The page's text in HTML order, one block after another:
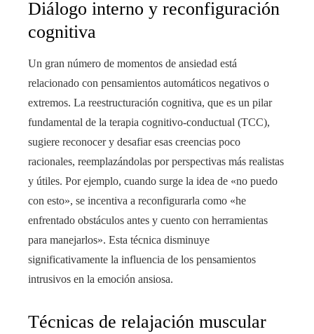
Diálogo interno y reconfiguración
cognitiva
Un gran número de momentos de ansiedad está
relacionado con pensamientos automáticos negativos o
extremos. La reestructuración cognitiva, que es un pilar
fundamental de la terapia cognitivo-conductual (TCC),
sugiere reconocer y desafiar esas creencias poco
racionales, reemplazándolas por perspectivas más realistas
y útiles. Por ejemplo, cuando surge la idea de «no puedo
con esto», se incentiva a reconfigurarla como «he
enfrentado obstáculos antes y cuento con herramientas
para manejarlos». Esta técnica disminuye
significativamente la influencia de los pensamientos
intrusivos en la emoción ansiosa.
Técnicas de relajación muscular